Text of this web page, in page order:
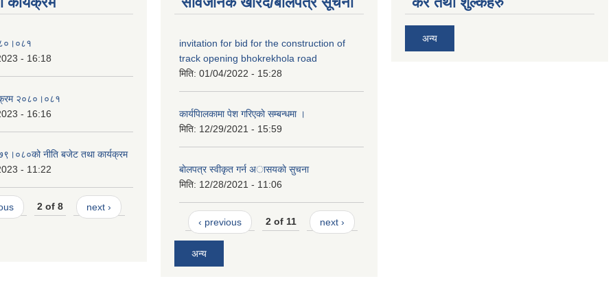
- 16:18
२०८०।०८१
- 16:16
नीति बजेट तथा कार्यक्रम
- 11:22
2 of 8 next ›
invitation for bid for the construction of
track opening bhokrekhola road
मिति: 01/04/2022 - 15:28
कार्यपािलकामा पेश गरिएकाे सम्बन्धमा ।
मिति: 12/29/2021 - 15:59
बाेलपत्र स्वीकृत गर्न अासयकाे सुचना
मिति: 12/28/2021 - 11:06
‹ previous 2 of 11 next ›
अन्य
अन्य